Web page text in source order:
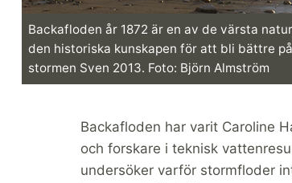
Backafloden år 1872 är en av de värsta
den historiska kunskapen för att bli bättre
stormen Sven 2013. Foto: Björn Almström
Backafloden har varit Caroline
och forskare i teknisk
undersöker varför stormfloder